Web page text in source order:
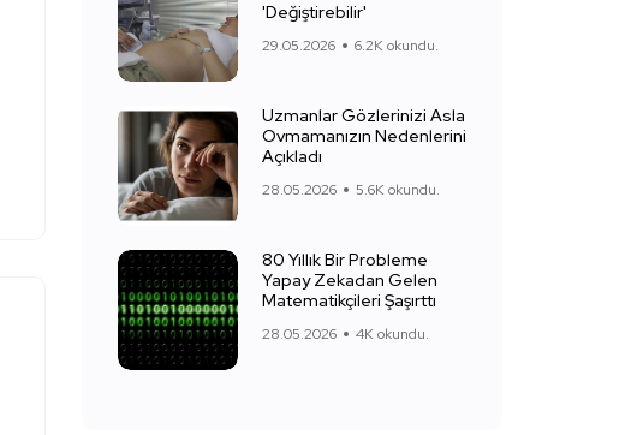
'Değiştirebilir'
29.05.2026 6.2K okundu.
Uzmanlar Gözlerinizi Asla
Ovmamanızın Nedenlerini
Açıkladı
28.05.2026 5.6K okundu.
80 Yıllık Bir Probleme
Yapay Zekadan Gelen
Matematikçileri Şaşırttı
28.05.2026 4K okundu.